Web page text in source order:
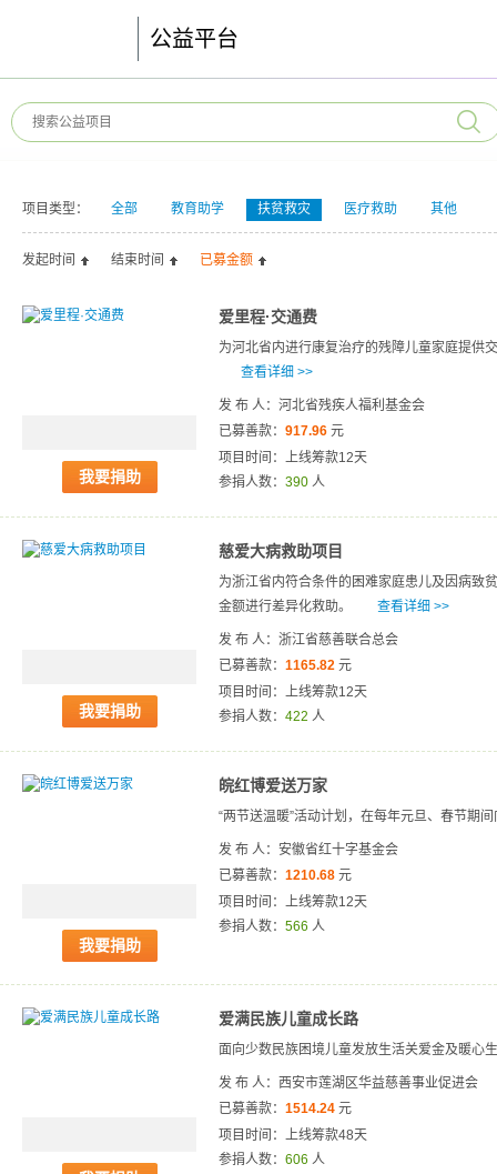
公益平台
项目类型： 全部 教育助学 扶贫救灾 医疗救助 其他
发起时间 结束时间 已募金额
我要捐助
爱里程·交通费
为河北省内进行康复治疗的残障儿童家庭提供
查看详细 >>
发 布 人：河北省残疾人福利基金会
已募善款： 917.96 元
项目时间：上线筹款12天
参捐人数： 390 人
我要捐助
慈爱大病救助项目
为浙江省内符合条件的困难家庭患儿及因病致
金额进行差异化救助。
查看详细 >>
发 布 人：浙江省慈善联合总会
已募善款： 1165.82 元
项目时间：上线筹款12天
参捐人数： 422 人
我要捐助
皖红博爱送万家
“两节送温暖”活动计划，在每年元旦、春节期
发 布 人：安徽省红十字基金会
已募善款： 1210.68 元
项目时间：上线筹款12天
参捐人数： 566 人
爱满民族儿童成长路
面向少数民族困境儿童发放生活关爱金及暖心
发 布 人：西安市莲湖区华益慈善事业促进会
已募善款： 1514.24 元
项目时间：上线筹款48天
参捐人数： 606 人